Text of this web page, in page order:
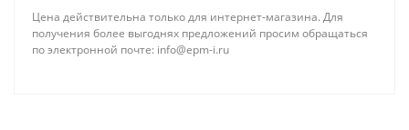
Цена действительна только для интернет-магазина. Для
получения более выгоднях предложений просим обращаться
по электронной почте: info@epm-i.ru